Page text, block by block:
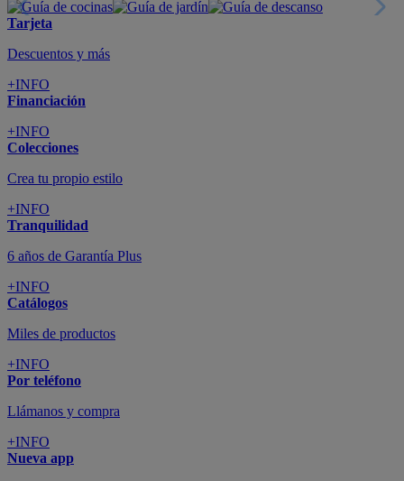
Tarjeta
Descuentos y más
+INFO
Financiación
+INFO
Colecciones
Crea tu propio estilo
+INFO
Tranquilidad
6 años de Garantía Plus
+INFO
Catálogos
Miles de productos
+INFO
Por teléfono
Llámanos y compra
+INFO
Nueva app